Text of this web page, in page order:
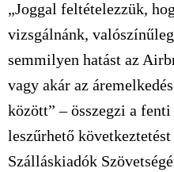
„Joggal feltételezzük,
vizsgálnánk,
semmilyen hatást az
vagy akár az
között” – összegzi a
leszűrhető következtetést
Szálláskiadók